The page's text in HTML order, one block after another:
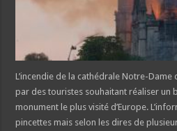
L’incendie de la cathédrale Notre-Dame
par des touristes souhaitant réaliser un
monument le plus visité d’Europe.
pincettes mais selon les dires de